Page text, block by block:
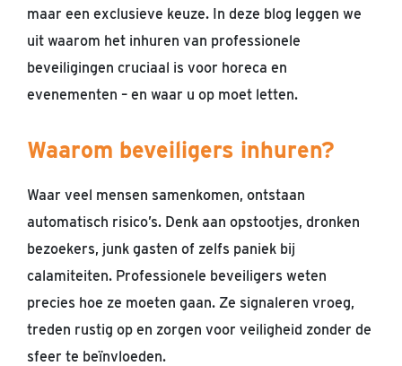
maar een exclusieve keuze. In deze blog leggen we
uit waarom het inhuren van professionele
beveiligingen cruciaal is voor horeca en
evenementen – en waar u op moet letten.
Waarom beveiligers inhuren?
Waar veel mensen samenkomen, ontstaan ​​
automatisch risico’s. Denk aan opstootjes, dronken
bezoekers, junk gasten of zelfs paniek bij
calamiteiten. Professionele beveiligers weten
precies hoe ze moeten gaan. Ze signaleren vroeg,
treden rustig op en zorgen voor veiligheid zonder de
sfeer te beïnvloeden.